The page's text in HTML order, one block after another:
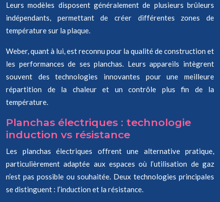
Leurs modèles disposent généralement de plusieurs brûleurs
indépendants, permettant de créer différentes zones de
température sur la plaque.
Weber, quant à lui, est reconnu pour la qualité de construction et
les performances de ses planchas. Leurs appareils intègrent
souvent des technologies innovantes pour une meilleure
répartition de la chaleur et un contrôle plus fin de la
température.
Planchas électriques : technologie
induction vs résistance
Les planchas électriques offrent une alternative pratique,
particulièrement adaptée aux espaces où l’utilisation de gaz
n’est pas possible ou souhaitée. Deux technologies principales
se distinguent : l’induction et la résistance.